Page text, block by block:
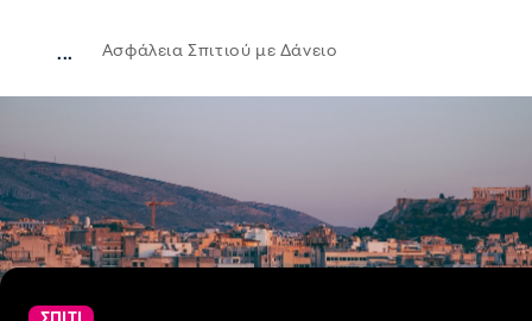
... Ασφάλεια Σπιτιού με Δάνειο